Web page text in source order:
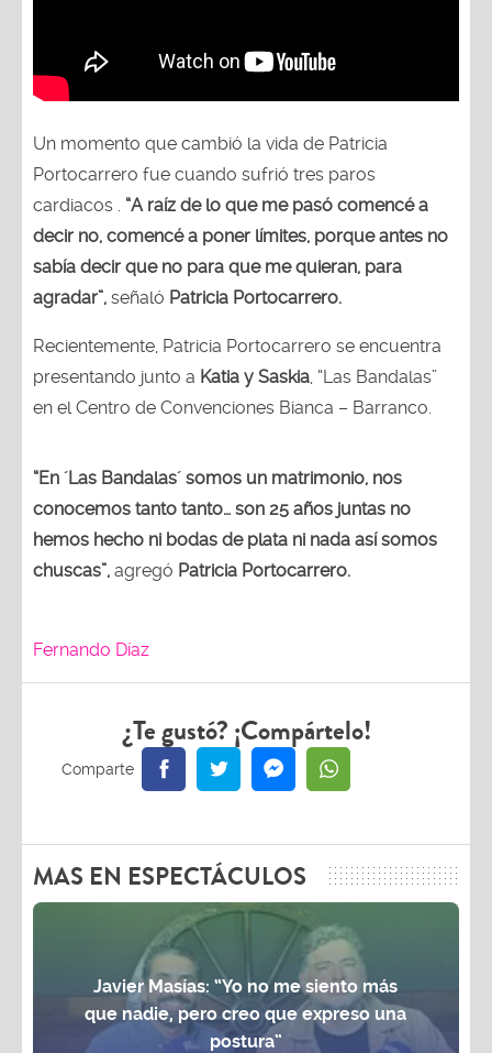
Un momento que cambió la vida de Patricia
Portocarrero fue cuando sufrió tres paros
cardiacos . “A raíz de lo que me pasó comencé a
decir no, comencé a poner límites, porque antes no
sabía decir que no para que me quieran, para
agradar”, señaló Patricia Portocarrero.
Recientemente, Patricia Portocarrero se encuentra
presentando junto a Katia y Saskia, “Las Bandalas”
en el Centro de Convenciones Bianca – Barranco.
“En ´Las Bandalas´ somos un matrimonio, nos
conocemos tanto tanto… son 25 años juntas no
hemos hecho ni bodas de plata ni nada así somos
chuscas”, agregó Patricia Portocarrero.
Fernando Díaz
¿Te gustó? ¡Compártelo!
MAS EN ESPECTÁCULOS
Javier Masías: “Yo no me siento más
que nadie, pero creo que expreso una
postura”